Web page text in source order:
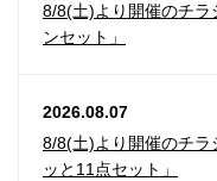
8/8(土)より開催のチラ
ンセット」
2026.08.07
8/8(土)より開催のチラ
ッと11点セット」